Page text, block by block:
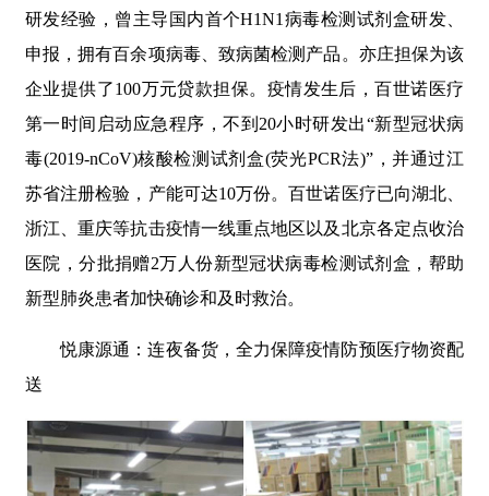
研发经验，曾主导国内首个H1N1病毒检测试剂盒研发、
申报，拥有百余项病毒、致病菌检测产品。亦庄担保为该
企业提供了100万元贷款担保。疫情发生后，百世诺医疗
第一时间启动应急程序，不到20小时研发出“新型冠状病
毒(2019-nCoV)核酸检测试剂盒(荧光PCR法)”，并通过江
苏省注册检验，产能可达10万份。百世诺医疗已向湖北、
浙江、重庆等抗击疫情一线重点地区以及北京各定点收治
医院，分批捐赠2万人份新型冠状病毒检测试剂盒，帮助
新型肺炎患者加快确诊和及时救治。
悦康源通：连夜备货，全力保障疫情防预医疗物资配
送